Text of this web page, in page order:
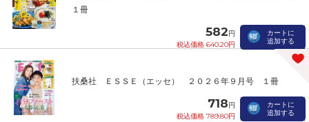
１冊
582円
税込価格 640.20円
カートに
追加する
扶桑社 ＥＳＳＥ（エッセ） ２０２６年９月号 １冊
718円
税込価格 789.80円
カートに
追加する